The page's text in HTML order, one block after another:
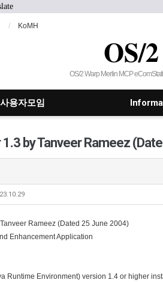
KoMH
OS/2
OS/2 Warp Merlin MCP
용자모임
1.3 by Tanveer Rameez
Rameez (Dated 25 June 2004)
Application
Runtime Environment) version 1.4 or higher